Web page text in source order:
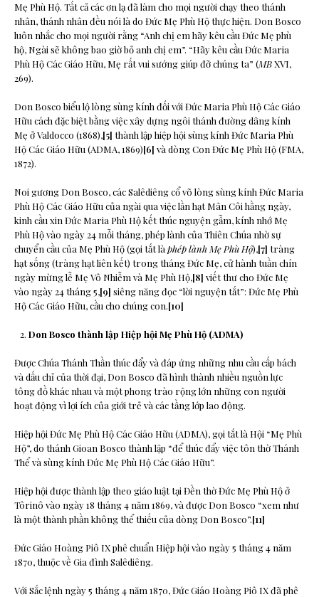
Mẹ Phù Hộ. Tất cả các ơn lạ đã làm cho mọi người chạy theo thánh
nhân, thánh nhân đều nói là do Đức Mẹ Phù Hộ thực hiện. Don Bosco
luôn nhắc cho mọi người rằng “Anh chị em hãy kêu cầu Đức Mẹ phù
hộ, Ngài sẽ không bao giờ bỏ anh chị em”. “Hãy kêu cầu Đức Maria
Phù Hộ Các Giáo Hữu, Mẹ rất vui sướng giúp đỡ chúng ta” (MBXVI,
269).
Don Bosco biểu lộ lòng sùng kính đối với Đức Maria Phù Hộ Các Giáo
Hữu cách đặc biệt bằng việc xây dựng ngôi thánh đường dâng kính
Mẹ ở Valdocco (1868),[5] thành lập hiệp hội sùng kính Đức Maria Phù
Hộ Các Giáo Hữu (ADMA, 1869)[6] và dòng Con Đức Mẹ Phù Hộ (FMA,
1872).
Noi gương Don Bosco, các Salêdiêng cổ võ lòng sùng kính Đức Maria
Phù Hộ Các Giáo Hữu của ngài qua việc lần hạt Mân Côi hằng ngày,
kinh cầu xin Đức Maria Phù Hộ kết thúc nguyện gẫm, kính nhớ Mẹ
Phù Hộ vào ngày 24 mỗi tháng, phép lành của Thiên Chúa nhờ sự
chuyển cầu của Mẹ Phù Hộ (gọi tắt là phéplành Mẹ Phù Hộ),[7] tràng
hạt sống (tràng hạt liên kết) trong tháng Đức Mẹ, cử hành tuần chín
ngày mừng lễ Mẹ Vô Nhiễm và Mẹ Phù Hộ,[8] viết thư cho Đức Mẹ
vào ngày 24 tháng 5,[9] siêng năng đọc “lời nguyện tắt”: Đức Mẹ Phù
Hộ Các Giáo Hữu, cầu cho chúng con.[10]
Don Bosco thành lập Hiệp hội Mẹ Phù Hộ (ADMA)
Được Chúa Thánh Thần thúc đẩy và đáp ứng những nhu cầu cấp bách
và dấu chỉ của thời đại, Don Bosco đã hình thành nhiều nguồn lực
tông đồ khác nhau và một phong trào rộng lớn những con người
hoạt động vì lợi ích của giới trẻ và các tầng lớp lao động.
Hiệp hội Đức Mẹ Phù Hộ Các Giáo Hữu (ADMA), gọi tắt là Hội “Mẹ Phù
Hộ”, do thánh Gioan Bosco thành lập “để thúc đẩy việc tôn thờ Thánh
Thể và sùng kính Đức Mẹ Phù Hộ Các Giáo Hữu”.
Hiệp hội được thành lập theo giáo luật tại Đền thờ Đức Mẹ Phù Hộ ở
Tôrinô vào ngày 18 tháng 4 năm 1869, và được Don Bosco “xem như
là một thành phần không thể thiếu của dòng Don Bosco”.[11]
Đức Giáo Hoàng Piô IX phê chuẩn Hiệp hội vào ngày 5 tháng 4 năm
1870, thuộc về Gia đình Salêdiêng.
Với Sắc lệnh ngày 5 tháng 4 năm 1870, Đức Giáo Hoàng Piô IX đã phê